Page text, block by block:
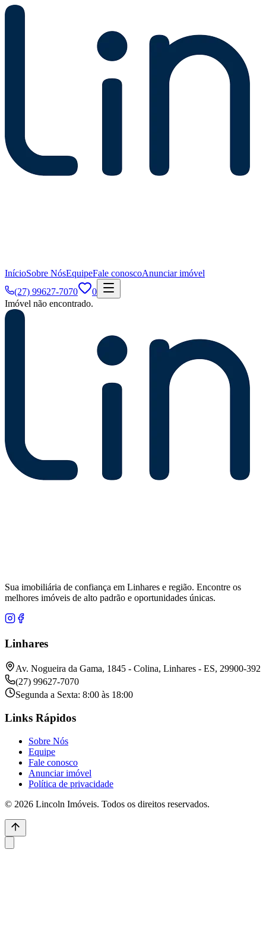
InícioSobre NósEquipeFale conoscoAnunciar imóvel
(27) 99627-7070
0
Imóvel não encontrado.
Sua imobiliária de confiança em Linhares e região. Encontre os
melhores imóveis de alto padrão e oportunidades únicas.
Linhares
Av. Nogueira da Gama, 1845 - Colina, Linhares - ES, 29900-392
(27) 99627-7070
Segunda a Sexta: 8:00 às 18:00
Links Rápidos
Sobre Nós
Equipe
Fale conosco
Anunciar imóvel
Política de privacidade
© 2026 Lincoln Imóveis. Todos os direitos reservados.